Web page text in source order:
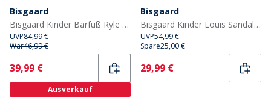
Bisgaard
Bisgaard Kinder Barfuß Ryle Sandalen Cognac
UVP84,99 €
War46,99 €
Current
39,99 €
Ausverkauf
Bisgaard
Bisgaard Kinder Louis Sandalen Braun
UVP54,99 €
Spare25,00 €
Current
29,99 €